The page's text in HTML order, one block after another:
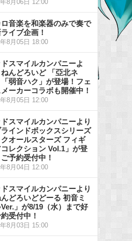
8月06日 12:00
音楽を和楽器のみで奏で
イブ企画！
8月05日 18:00
スマイルカンパニーよ
ねんどろいど 「亞北ネ
弱音ハク」が登場！フェ
ーカーコラボも開催中！
8月05日 12:00
スマイルカンパニーより
ラインドボックスシリーズ
オールスターズ フィギ
コレクション Vol.1」が登
予約受付中！
8月04日 12:00
スマイルカンパニーより
んどろいどどーる 初音ミ
」が8/19（水）まで好
受付中！
8月03日 15:00